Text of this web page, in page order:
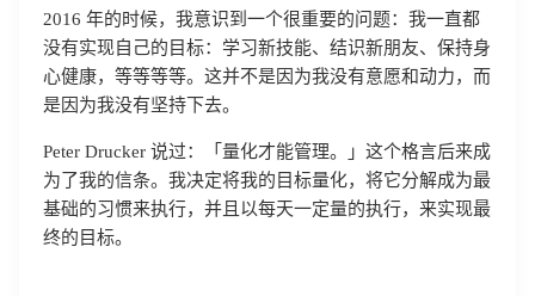
2016 年的时候，我意识到一个很重要的问题：我一直都
没有实现自己的目标：学习新技能、结识新朋友、保持身
心健康，等等等等。这并不是因为我没有意愿和动力，而
是因为我没有坚持下去。
Peter Drucker 说过：「量化才能管理。」这个格言后来成
为了我的信条。我决定将我的目标量化，将它分解成为最
基础的习惯来执行，并且以每天一定量的执行，来实现最
终的目标。